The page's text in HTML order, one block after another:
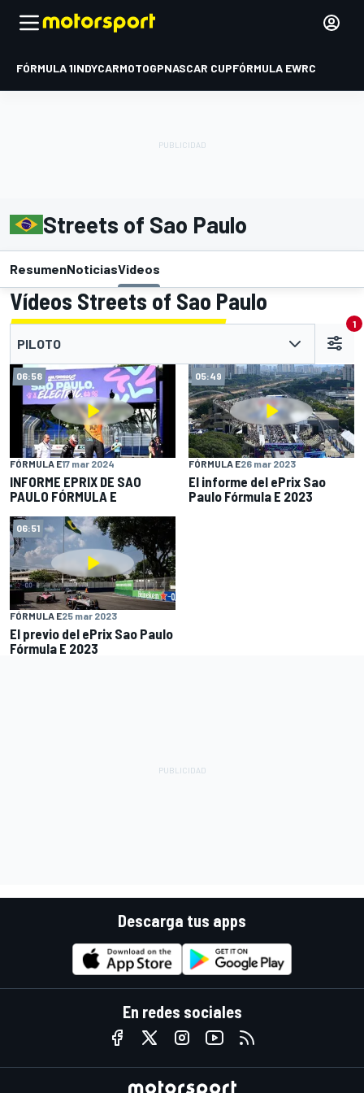
FÓRMULA 1INDYCARMOTOGPNASCAR CUPFÓRMULA EWRC
Streets of Sao Paulo
ResumenNoticiasVideos
Vídeos Streets of Sao Paulo
PILOTO
1
06:58
FÓRMULA E17 mar 2024
INFORME EPRIX DE SAO
PAULO FÓRMULA E
05:49
FÓRMULA E26 mar 2023
El informe del ePrix Sao
Paulo Fórmula E 2023
06:51
FÓRMULA E25 mar 2023
El previo del ePrix Sao Paulo
Fórmula E 2023
Descarga tus apps
En redes sociales